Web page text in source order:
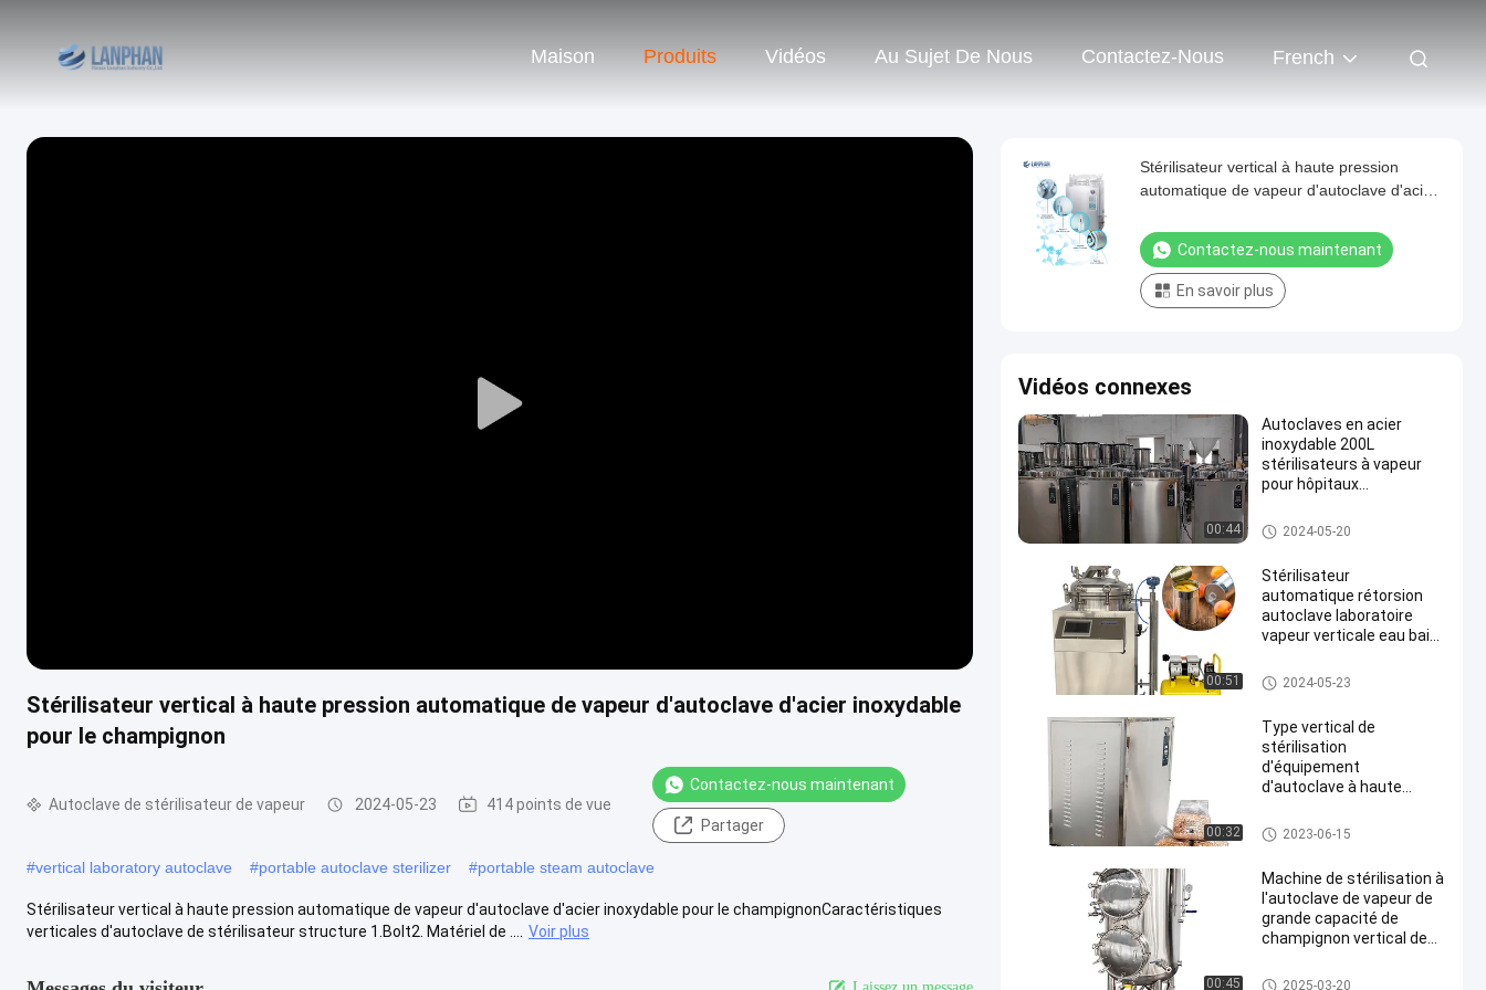
Maison Produits Vidéos Au Sujet De Nous Contactez-Nous French
Play
Stérilisateur vertical à haute pression automatique de vapeur d'autoclave d'acier inoxydable
pour le champignon
Autoclave de stérilisateur de vapeur 2024-05-23 414 points de vue
Contactez-nous maintenant
Partager
#vertical laboratory autoclave #portable autoclave sterilizer #portable steam autoclave
Stérilisateur vertical à haute pression automatique de vapeur d'autoclave d'acier inoxydable pour le champignonCaractéristiques
verticales d'autoclave de stérilisateur structure 1.Bolt2. Matériel de ....
Voir plus
Laissez un message
Stérilisateur vertical à haute pression
automatique de vapeur d'autoclave d'acier
Contactez-nous maintenant
En savoir plus
Vidéos connexes
00:44
Autoclaves en acier
inoxydable 200L
stérilisateurs à vapeur
pour hôpitaux
laboratoire d'autoclaves
Autoclave de stérilisateur de v
apeur
2024-05-20
00:51
Stérilisateur
automatique rétorsion
autoclave laboratoire
vapeur verticale eau bain
Autoclave de stérilisateur de v
apeur
2024-05-23
00:32
Type vertical de
stérilisation
d'équipement
d'autoclave à haute
litres
Autoclave de stérilisateur de v
apeur
2023-06-15
00:45
Machine de stérilisation à
l'autoclave de vapeur de
grande capacité de
champignon vertical de
champignon
Autoclave de stérilisateur de v
2025-03-20